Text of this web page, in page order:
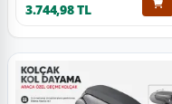
3.744,98 TL